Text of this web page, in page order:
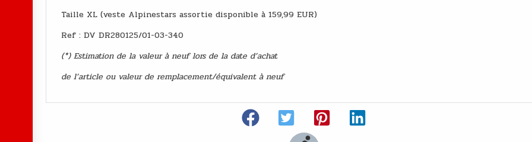
Taille XL (veste Alpinestars assortie disponible à 159,99 EUR)
Ref : DV DR280125/01-03-340
(*) Estimation de la valeur à neuf lors de la date d’achat
de l’article ou valeur de remplacement/équivalent à neuf